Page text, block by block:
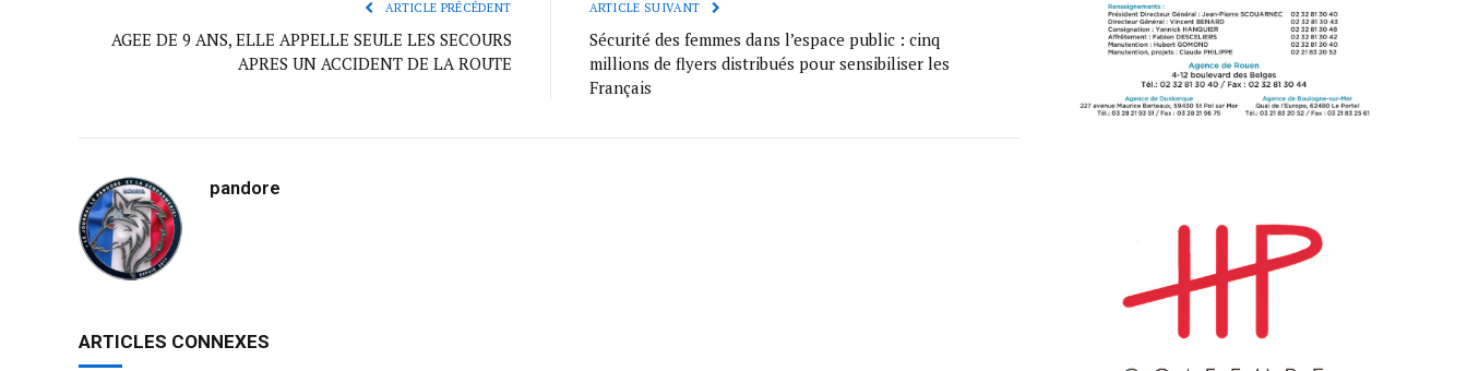
ARTICLE PRÉCÉDENT
AGEE DE 9 ANS, ELLE APPELLE SEULE LES SECOURS
APRES UN ACCIDENT DE LA ROUTE
ARTICLE SUIVANT
Sécurité des femmes dans l’espace public : cinq
millions de flyers distribués pour sensibiliser les
Français
pandore
ARTICLES CONNEXES